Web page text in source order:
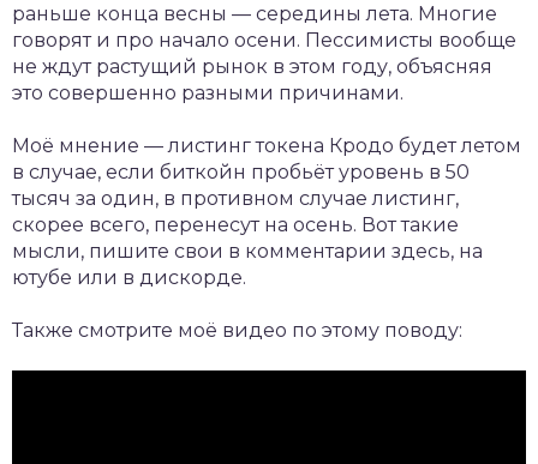
раньше конца весны — середины лета. Многие
говорят и про начало осени. Пессимисты вообще
не ждут растущий рынок в этом году, объясняя
это совершенно разными причинами.
Моё мнение — листинг токена Кродо будет летом
в случае, если биткойн пробьёт уровень в 50
тысяч за один, в противном случае листинг,
скорее всего, перенесут на осень. Вот такие
мысли, пишите свои в комментарии здесь, на
ютубе или в дискорде.
Также смотрите моё видео по этому поводу: